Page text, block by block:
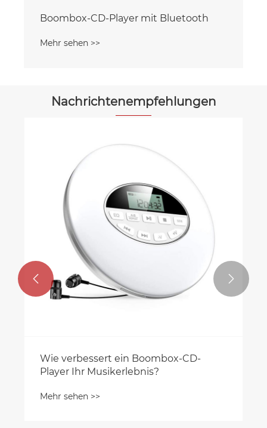
Boombox-CD-Player mit Bluetooth
Mehr sehen >>
Nachrichtenempfehlungen
Wie verbessert ein Boombox-CD-
Player Ihr Musikerlebnis?
Mehr sehen >>
 